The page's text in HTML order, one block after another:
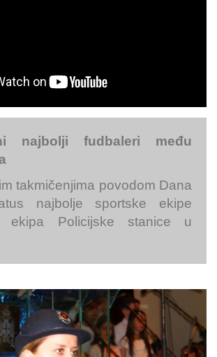
najbolji fudbaleri među
takmičenjima povodom Dana
najbolje sportske ekipe
ekipa Policijske stanice u